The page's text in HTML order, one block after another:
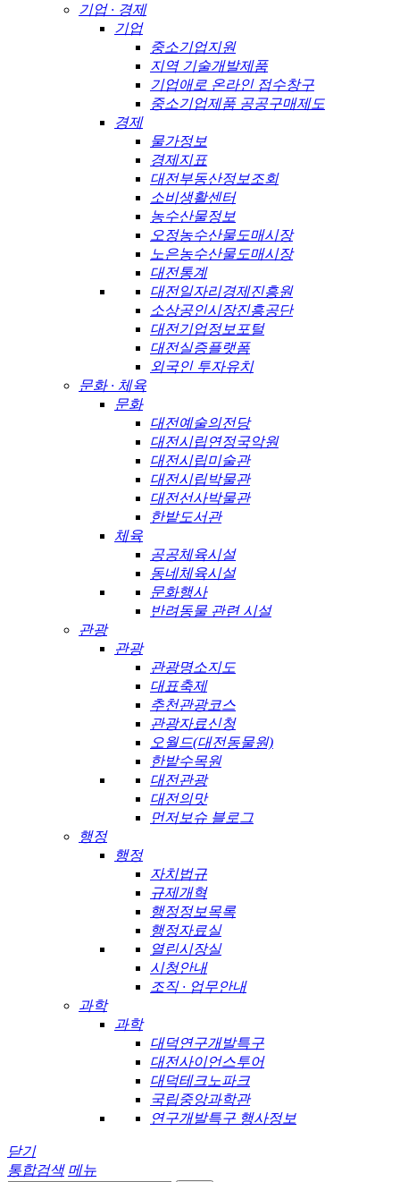
기업 · 경제
기업
중소기업지원
지역 기술개발제품
기업애로 온라인 접수창구
중소기업제품 공공구매제도
경제
물가정보
경제지표
대전부동산정보조회
소비생활센터
농수산물정보
오정농수산물도매시장
노은농수산물도매시장
대전통계
대전일자리경제진흥원
소상공인시장진흥공단
대전기업정보포털
대전실증플랫폼
외국인 투자유치
문화 · 체육
문화
대전예술의전당
대전시립연정국악원
대전시립미술관
대전시립박물관
대전선사박물관
한밭도서관
체육
공공체육시설
동네체육시설
문화행사
반려동물 관련 시설
관광
관광
관광명소지도
대표축제
추천관광코스
관광자료신청
오월드(대전동물원)
한밭수목원
대전관광
대전의맛
먼저보슈 블로그
행정
행정
자치법규
규제개혁
행정정보목록
행정자료실
열린시장실
시청안내
조직 · 업무안내
과학
과학
대덕연구개발특구
대전사이언스투어
대덕테크노파크
국립중앙과학관
연구개발특구 행사정보
닫기
통합검색 메뉴